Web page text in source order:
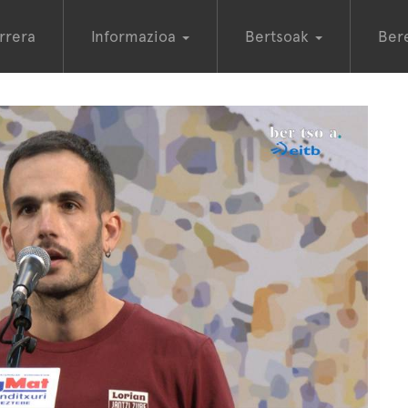
Informazioa Bertsoak